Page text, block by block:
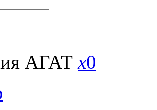
АГАТx0